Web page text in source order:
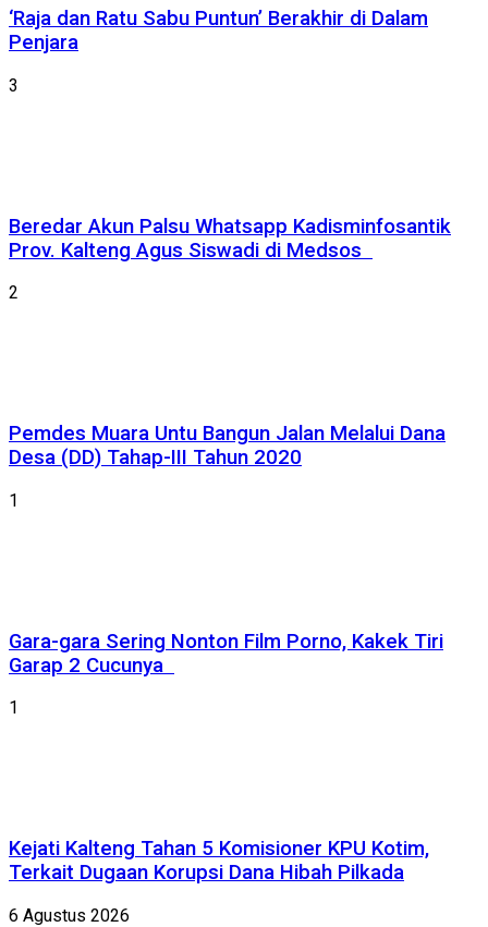
‘Raja dan Ratu Sabu Puntun’ Berakhir di Dalam
Penjara
3
Beredar Akun Palsu Whatsapp Kadisminfosantik
Prov. Kalteng Agus Siswadi di Medsos
2
Pemdes Muara Untu Bangun Jalan Melalui Dana
Desa (DD) Tahap-III Tahun 2020
1
Gara-gara Sering Nonton Film Porno, Kakek Tiri
Garap 2 Cucunya
1
Kejati Kalteng Tahan 5 Komisioner KPU Kotim,
Terkait Dugaan Korupsi Dana Hibah Pilkada
6 Agustus 2026